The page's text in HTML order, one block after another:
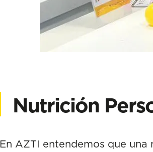
Nutrición
En AZTI entendemos que